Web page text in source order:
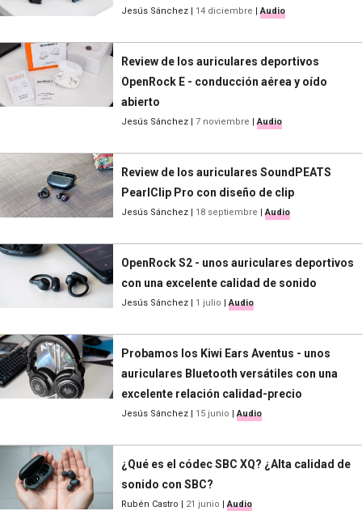
Jesús Sánchez 14 diciembre |Audio
Review de los auriculares deportivos
OpenRock E - conducción aérea y oído
abierto
Jesús Sánchez 7 noviembre |Audio
Review de los auriculares SoundPEATS
PearlClip Pro con diseño de clip
Jesús Sánchez 18 septiembre |Audio
OpenRock S2 - unos auriculares deportivos
con una excelente calidad de sonido
Jesús Sánchez 1 julio |Audio
Probamos los Kiwi Ears Aventus - unos
auriculares Bluetooth versátiles con una
excelente relación calidad-precio
Jesús Sánchez 15 junio |Audio
¿Qué es el códec SBC XQ? ¿Alta calidad de
sonido con SBC?
Rubén Castro 21 junio |Audio